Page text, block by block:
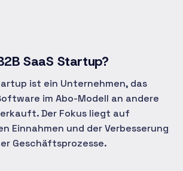
SaaS Startup?
ist ein Unternehmen, das
im Abo-Modell an andere
Der Fokus liegt auf
Einnahmen und der Verbesserung
Geschäftsprozesse.